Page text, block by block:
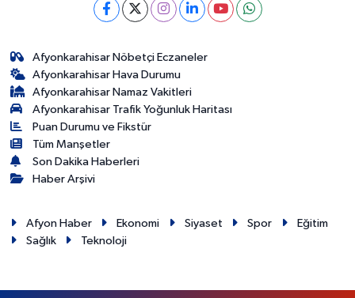
Afyonkarahisar Nöbetçi Eczaneler
Afyonkarahisar Hava Durumu
Afyonkarahisar Namaz Vakitleri
Afyonkarahisar Trafik Yoğunluk Haritası
Puan Durumu ve Fikstür
Tüm Manşetler
Son Dakika Haberleri
Haber Arşivi
Afyon Haber Ekonomi Siyaset Spor
Eğitim
Sağlık
Teknoloji